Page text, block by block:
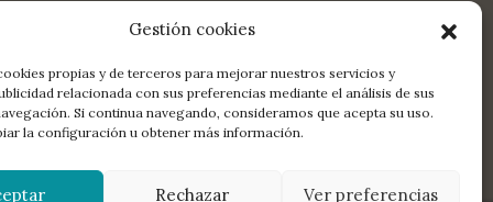
Gestión cookies
propias y de terceros para mejorar nuestros servicios y
relacionada con sus preferencias mediante el análisis de sus
Si continua navegando, consideramos que acepta su uso.
la configuración u obtener más información.
Rechazar Ver preferencias
© 2026 La Bella Varsovia.
All rights reserved.
legal, política de
privacidad,política de
redes sociales,política de